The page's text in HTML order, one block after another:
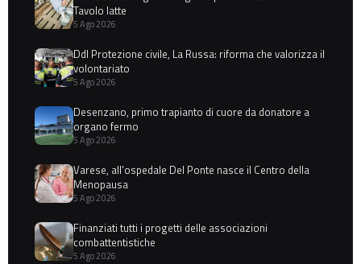
Tavolo latte
5 Ago 2026
Ddl Protezione civile, La Russa: riforma che valorizza il
volontariato
5 Ago 2026
Desenzano, primo trapianto di cuore da donatore a
organo fermo
5 Ago 2026
Varese, all'ospedale Del Ponte nasce il Centro della
Menopausa
5 Ago 2026
Finanziati tutti i progetti delle associazioni
combattentistiche
5 Ago 2026